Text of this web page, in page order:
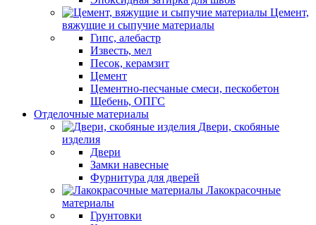
Цемент,
вяжущие и сыпучие материалы
Гипс, алебастр
Известь, мел
Песок, керамзит
Цемент
Цементно-песчаные смеси, пескобетон
Щебень, ОПГС
Отделочные материалы
Двери, скобяные
изделия
Двери
Замки навесные
Фурнитура для дверей
Лакокрасочные
материалы
Грунтовки